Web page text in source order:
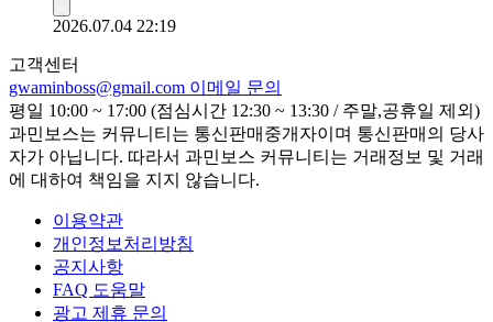
2026.07.04 22:19
고객센터
gwaminboss@gmail.com 이메일 문의
평일 10:00 ~ 17:00 (점심시간 12:30 ~ 13:30 / 주말,공휴일 제외)
과민보스는 커뮤니티는 통신판매중개자이며 통신판매의 당사
자가 아닙니다. 따라서 과민보스 커뮤니티는 거래정보 및 거래
에 대하여 책임을 지지 않습니다.
이용약관
개인정보처리방침
공지사항
FAQ 도움말
광고 제휴 문의